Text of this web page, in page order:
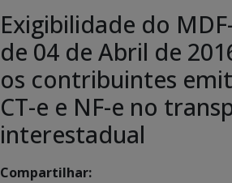
Exigibilidade do
de 04 de Abril de
os contribuintes
CT-e e NF-e no
interestadual
Compartilhar: